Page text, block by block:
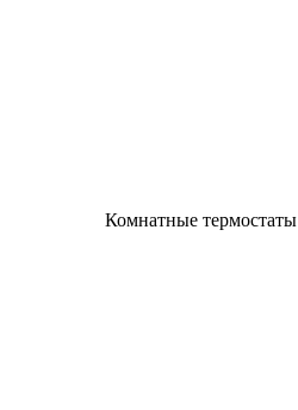
Комнатные термостаты